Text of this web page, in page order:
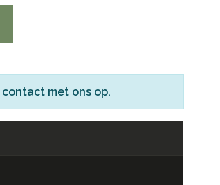
contact met ons op.